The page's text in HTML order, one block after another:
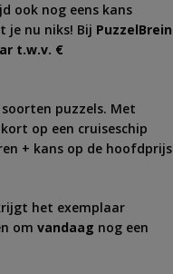
ook nog eens kans
je nu niks! Bij PuzzelBrein
t.w.v. €
puzzels. Met
op een cruiseschip
+ kans op de hoofdprijs
het exemplaar
om vandaag nog een